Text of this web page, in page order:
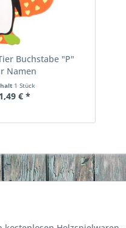
Buchstabe "P"
Namen
1 Stück
1,49 € *